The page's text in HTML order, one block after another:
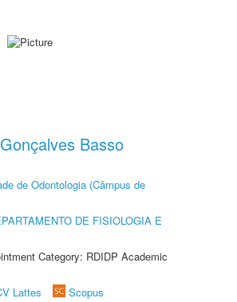
Basso
de Odontologia (Câmpus de
DE FISIOLOGIA E
Category: RDIDP Academic
Lattes
Scopus